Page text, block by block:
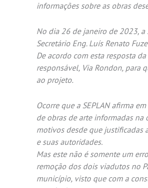
informações sobre as obras
No dia 26 de janeiro de 2023,
Secretário Eng. Luís Renato
De acordo com esta resposta
responsável, Via Rondon, para
ao projeto.
Ocorre que a SEPLAN afirma
de obras de arte informadas na
motivos desde que justificadas
e suas autoridades.
Mas este não é somente um
remoção dos dois viadutos no
município, visto que com a